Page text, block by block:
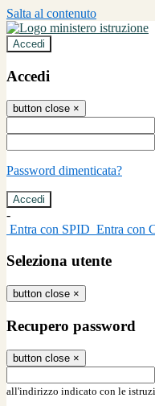
Salta al contenuto
Accedi
Accedi
button close ×
Password dimenticata?
-
Entra con SPID Entra con
Seleziona utente
button close ×
Recupero password
button close ×
all'indirizzo indicato con le